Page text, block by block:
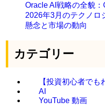
Oracle AI戦略の全貌
2026年3月のテクノロ
懸念と市場の動向
カテゴリー
【投資初心者で
AI
YouTube 動画